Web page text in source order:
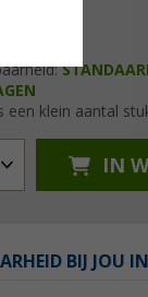
een klein aantal
IN
BIJ JOU